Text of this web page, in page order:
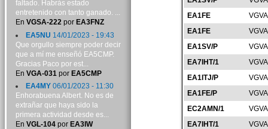
EA1FE
EA1FE
EA1SV/P
EA7IHT/1
EA1ITJ/P
EA1FE/P
EC2AMN/1
EA7IHT/1
faltado. Habrás estado
entretenido con tanto ganado. ...
En VGSA-222por EA3FNZ
EA5NU 14/01/2023 - 19:43
Que orgullo siempre poder decir
que a mí me enseñó EA5CMP.
Gracias Paco por est...
En VGA-031 por EA5CMP
EA4MY06/01/2023 - 11:30
Enhorabuena Albert. No es de
extrañar que haya sido la
primera actividad desde es...
En VGL-104por EA3IW